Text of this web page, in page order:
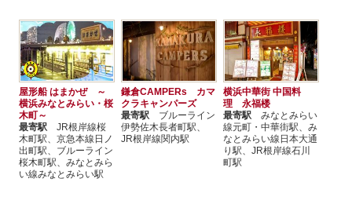
屋形船 はまかぜ ～
横浜みなとみらい・桜
木町～
最寄駅 JR根岸線桜
木町駅、京急本線日ノ
出町駅、ブルーライン
桜木町駅、みなとみら
い線みなとみらい駅
鎌倉CAMPERs カマ
クラキャンパーズ
最寄駅 ブルーライン
伊勢佐木長者町駅、
JR根岸線関内駅
横浜中華街 中国料
理 永福楼
最寄駅 みなとみらい
線元町・中華街駅、み
なとみらい線日本大通
り駅、JR根岸線石川
町駅